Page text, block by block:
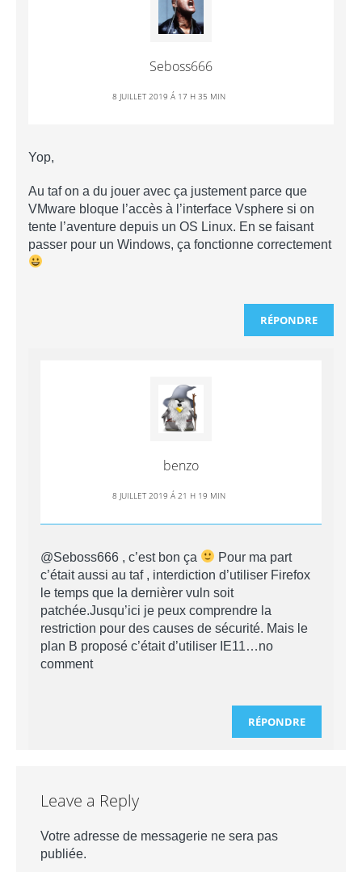
Seboss666
8 JUILLET 2019 Á 17 H 35 MIN
Yop,
Au taf on a du jouer avec ça justement parce que
VMware bloque l’accès à l’interface Vsphere si on
tente l’aventure depuis un OS Linux. En se faisant
passer pour un Windows, ça fonctionne correctement
RÉPONDRE
benzo
8 JUILLET 2019 Á 21 H 19 MIN
@Seboss666 , c’est bon ça
Pour ma part
c’était aussi au taf , interdiction d’utiliser Firefox
le temps que la dernièrer vuln soit
patchée.Jusqu’ici je peux comprendre la
restriction pour des causes de sécurité. Mais le
plan B proposé c’était d’utiliser IE11…no
comment
RÉPONDRE
Leave a Reply
Votre adresse de messagerie ne sera pas
publiée.